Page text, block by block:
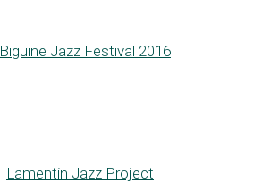
Biguine Jazz Festival 2016
Lamentin Jazz Project